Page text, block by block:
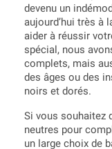
devenu un
aujourd’hui très à
aider à réussir
spécial, nous
complets, mais
des âges ou des
noirs et dorés.
Si vous souhaitez
neutres pour
un large choix de